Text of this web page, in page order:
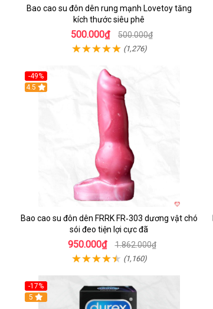
Bao cao su đôn dên rung mạnh Lovetoy tăng
kích thước siêu phê
500.000₫ 500.000₫
(1,276)
-49%
4.5
Bao cao su đôn dên FRRK FR‑303 dương vật chó
sói đeo tiện lợi cực đã
950.000₫ 1.862.000₫
(1,160)
-17%
Hot
5